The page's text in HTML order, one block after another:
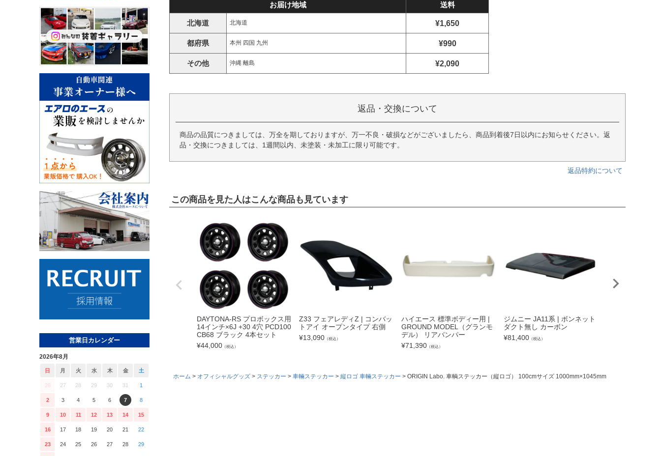
営業日カレンダー
2026年8月
日 月 火 水 木 金 土
26 27 28 29 30 31 1
2 3 4 5 6 7 8
9 10 11 12 13 14 15
16 17 18 19 20 21 22
23 24 25 26 27 28 29
お届け地域 送料
北海道 北海道 ¥1,650
都府県 本州 四国 九州 ¥990
その他 沖縄 離島 ¥2,090
返品・交換について
商品の品質につきましては、万全を期しておりますが、万一不良・破損などがございましたら、商品到着後7日以内にお知らせください。返
品・交換につきましては、1週間以内、未塗装・未加工に限り可能です。
返品特約について
この商品を見た人はこんな商品も見ています
DAYTONA-RS プロボックス用
14インチ×6J +30 4穴 PCD100
CB68 ブラック 4本セット
¥44,000 （税込）
Z33 フェアレディZ | コンバッ
トアイ オープンタイプ 右側
¥13,090 （税込）
ハイエース 標準ボディー用 |
GROUND MODEL（グランモ
デル） リアバンパー
¥71,390 （税込）
ジムニー JA11系 | ボンネット
ダクト無し カーボン
¥81,400 （税込）
ホーム オフィシャルグッズ ステッカー 車輛ステッカー 縦ロゴ 車輛ステッカー ORIGIN Labo. 車輌ステッカー（縦ロゴ） 100cmサイズ 1000mm×1045mm